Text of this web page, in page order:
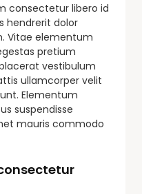
consectetur libero id
hendrerit dolor
Vitae elementum
pretium
vestibulum
ullamcorper velit
Elementum
suspendisse
mauris commodo